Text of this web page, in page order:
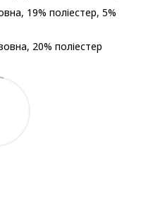
19% поліестер, 5%
20% поліестер